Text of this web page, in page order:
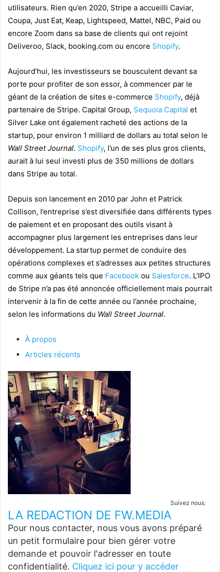
utilisateurs. Rien qu’en 2020, Stripe a accueilli Caviar,
Coupa, Just Eat, Keap, Lightspeed, Mattel, NBC, Paid ou
encore Zoom dans sa base de clients qui ont rejoint
Deliveroo, Slack, booking.com ou encore Shopify.
Aujourd’hui, les investisseurs se bousculent devant sa
porte pour profiter de son essor, à commencer par le
géant de la création de sites e-commerce Shopify, déjà
partenaire de Stripe. Capital Group, Sequoia Capital et
Silver Lake ont également racheté des actions de la
startup, pour environ 1 milliard de dollars au total selon le
Wall Street Journal. Shopify, l’un de ses plus gros clients,
aurait à lui seul investi plus de 350 millions de dollars
dans Stripe au total.
Depuis son lancement en 2010 par John et Patrick
Collison, l’entreprise s’est diversifiée dans différents types
de paiement et en proposant des outils visant à
accompagner plus largement les entreprises dans leur
développement. La startup permet de conduire des
opérations complexes et s’adresses aux petites structures
comme aux géants tels que Facebook ou Salesforce. L’IPO
de Stripe n’a pas été annoncée officiellement mais pourrait
intervenir à la fin de cette année ou l’année prochaine,
selon les informations du Wall Street Journal.
À propos
Articles récents
Suivez nous:
LA REDACTION DE FW.MEDIA
Pour nous contacter, nous vous avons préparé
un petit formulaire pour bien gérer votre
demande et pouvoir l'adresser en toute
confidentialité. Cliquez ici pour y accéder